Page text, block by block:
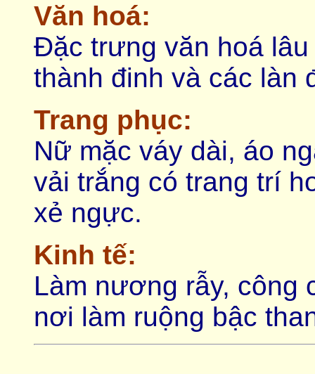
Văn hoá:
Ðặc trưng văn hoá
thành đinh và các làn
Trang phục:
Nữ mặc váy dài, áo
vải trắng có trang trí
xẻ ngực.
Kinh tế:
Làm nương rẫy, công
nơi làm ruộng bậc